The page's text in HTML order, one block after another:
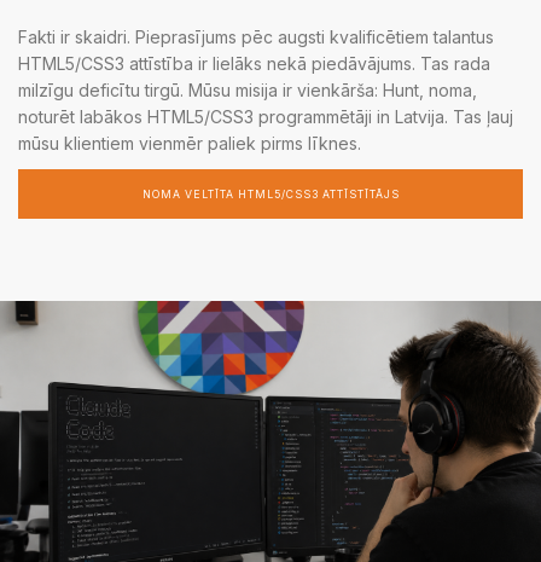
Fakti ir skaidri. Pieprasījums pēc augsti kvalificētiem talantus
HTML5/CSS3 attīstība ir lielāks nekā piedāvājums. Tas rada
milzīgu deficītu tirgū. Mūsu misija ir vienkārša: Hunt, noma,
noturēt labākos HTML5/CSS3 programmētāji in Latvija. Tas ļauj
mūsu klientiem vienmēr paliek pirms līknes.
NOMA VELTĪTA HTML5/CSS3 ATTĪSTĪTĀJS